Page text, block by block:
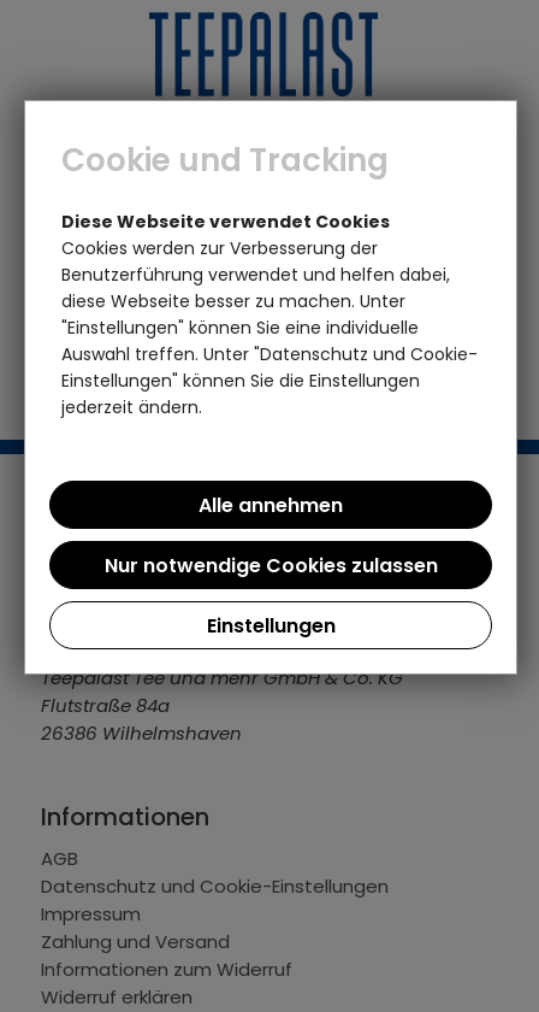
Schokomousse
Das von Ihnen gesuchte Produkt ist leider
nicht mehr vorhanden
Support / Hotline
04421 309109
info@teepalast.de
MO - FR: 08:00 bis 16:30 Uhr
Teepalast Tee und mehr GmbH & Co. KG
Flutstraße 84a
26386 Wilhelmshaven
Informationen
AGB
Datenschutz und Cookie-Einstellungen
Impressum
Zahlung und Versand
Informationen zum Widerruf
Widerruf erklären
Cookie und Tracking
Diese Webseite verwendet Cookies
Cookies werden zur Verbesserung der
Benutzerführung verwendet und helfen dabei,
diese Webseite besser zu machen. Unter
"Einstellungen" können Sie eine individuelle
Auswahl treffen. Unter "Datenschutz und Cookie-
Einstellungen" können Sie die Einstellungen
jederzeit ändern.
Einstellungen